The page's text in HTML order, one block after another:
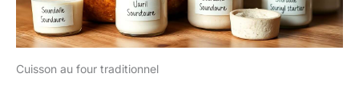
Cuisson au four traditionnel